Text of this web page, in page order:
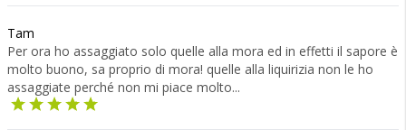
Tam
Per ora ho assaggiato solo quelle alla mora ed in effetti il sapore è
molto buono, sa proprio di mora! quelle alla liquirizia non le ho
assaggiate perché non mi piace molto...